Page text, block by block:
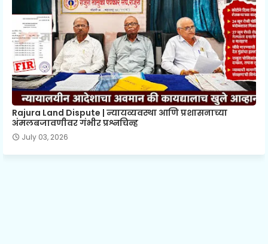
Rajura Land Dispute | न्यायव्यवस्था आणि प्रशासनाच्या
अंमलबजावणीवर गंभीर प्रश्नचिन्ह
July 03, 2026